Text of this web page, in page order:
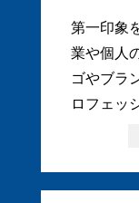
第一印象
業や個人
ゴやブラ
ロフェッ